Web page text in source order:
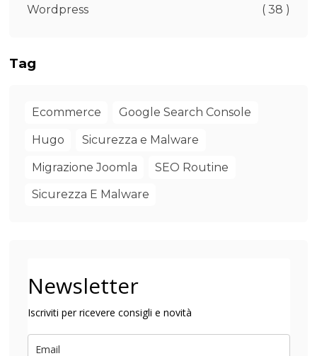
Wordpress ( 38 )
Tag
Ecommerce Google Search Console
Hugo Sicurezza e Malware
Migrazione Joomla SEO Routine
Sicurezza E Malware
Newsletter
Iscriviti per ricevere consigli e novità